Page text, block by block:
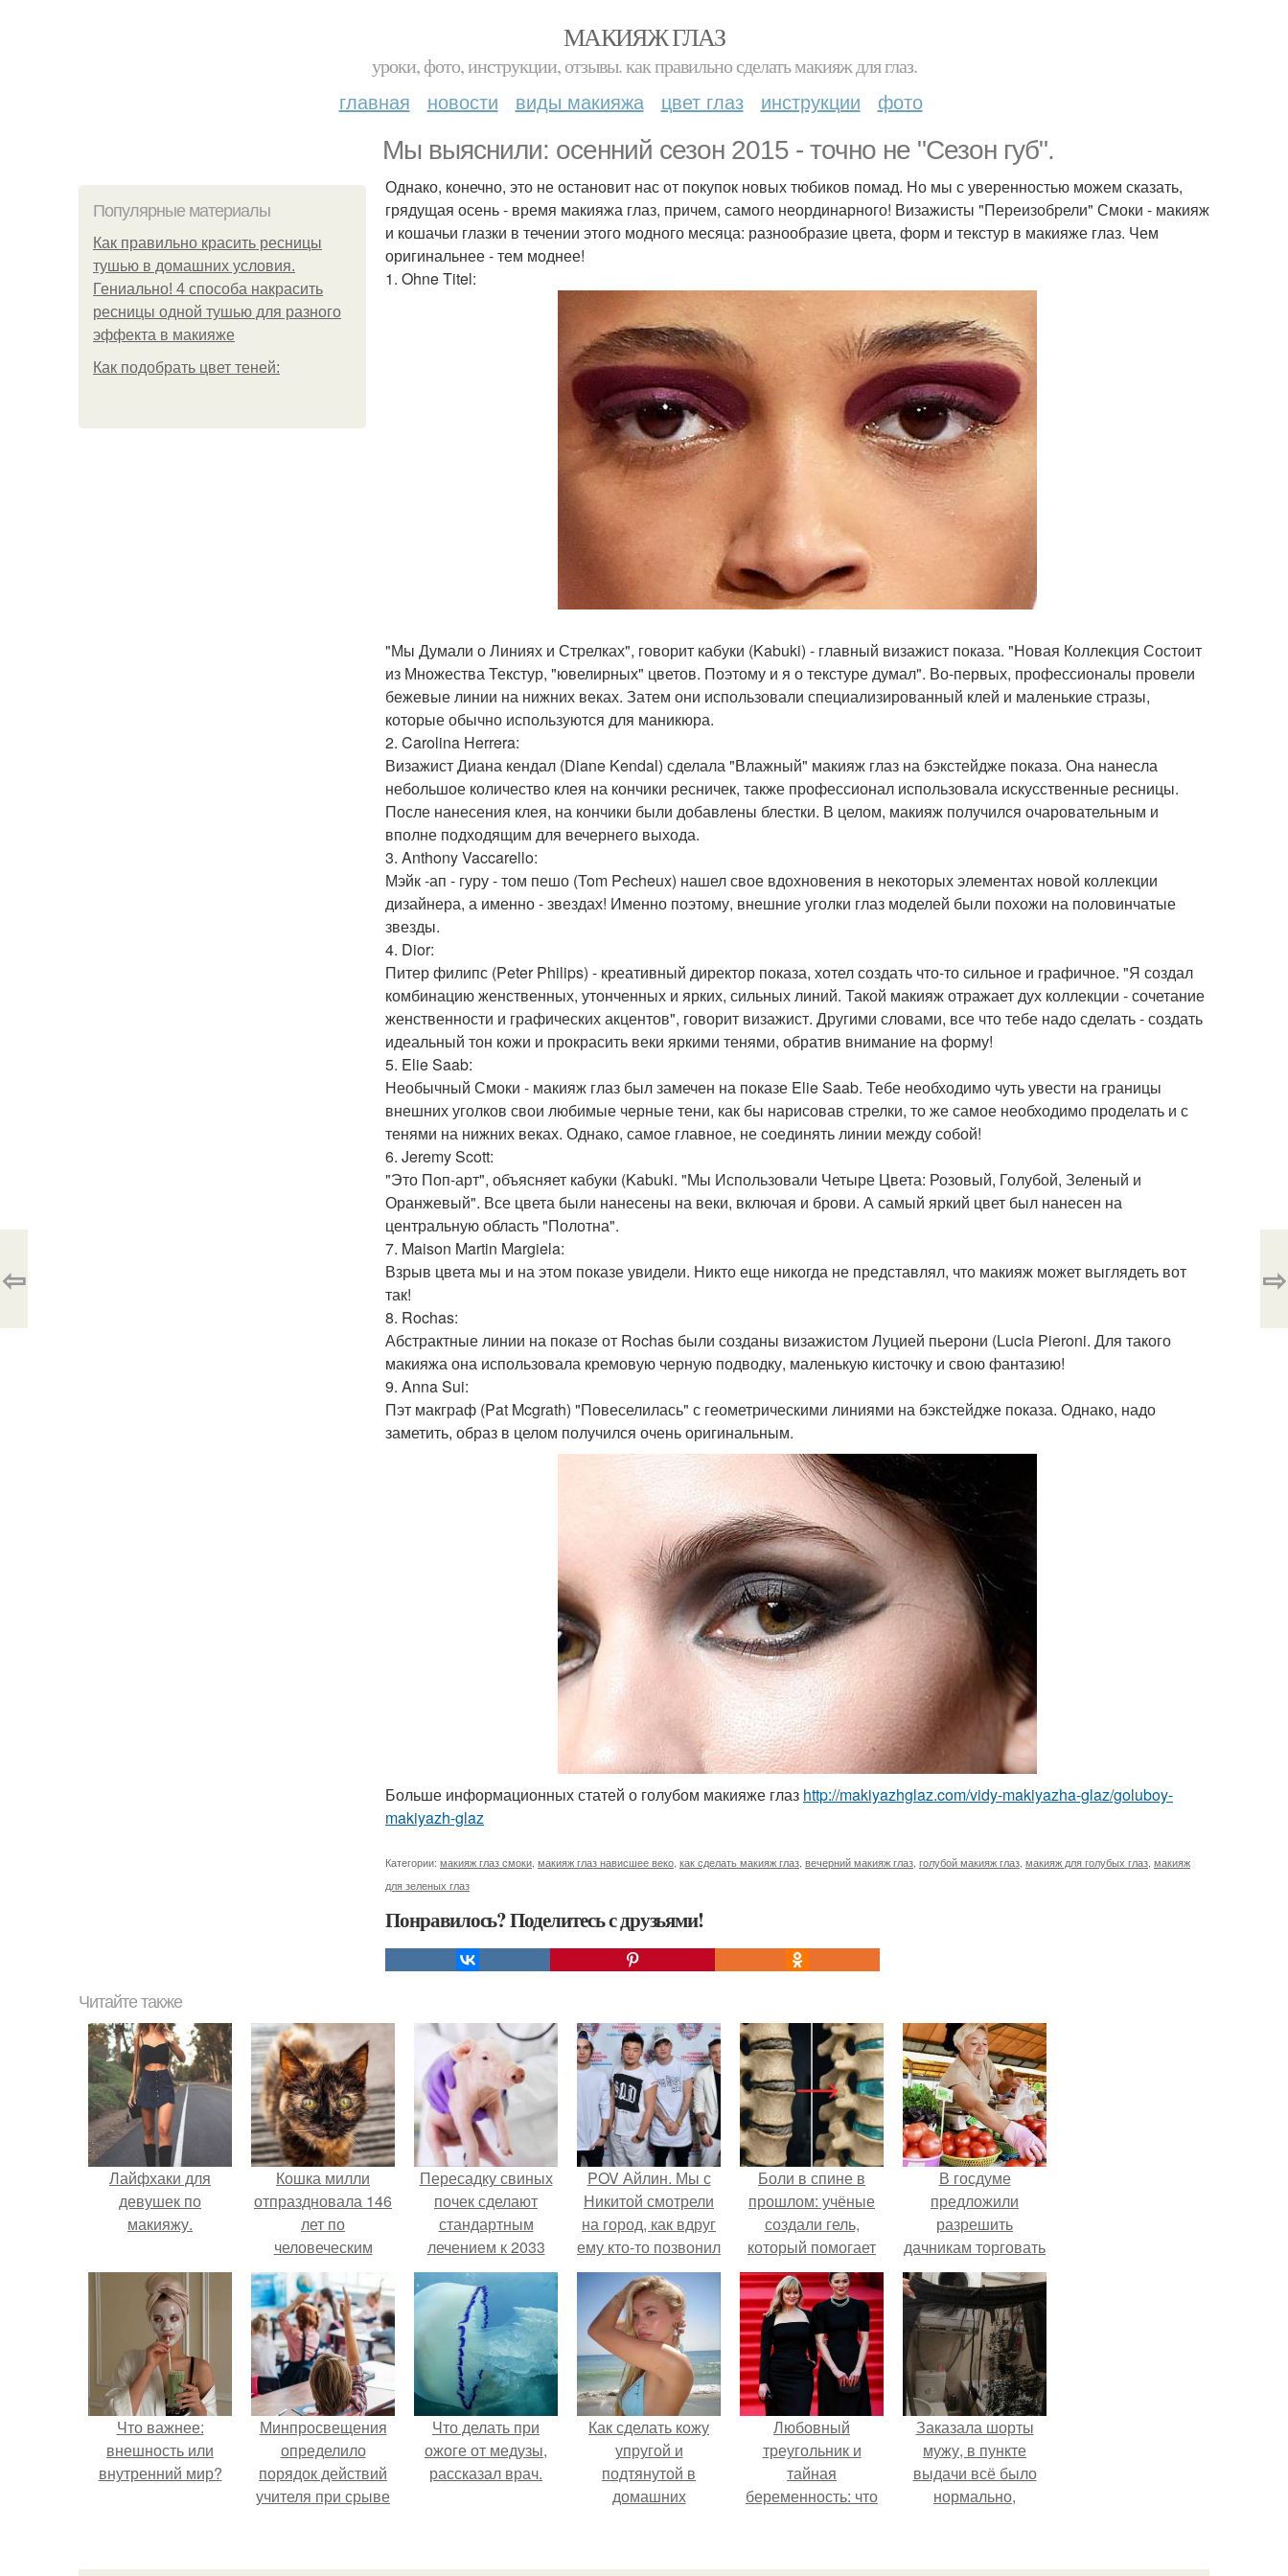
МАКИЯЖ ГЛАЗ
уроки, фото, инструкции, отзывы. как правильно сделать макияж для глаз.
главная новости виды макияжа цвет глаз инструкции фото
Мы выяснили: осенний сезон 2015 - точно не "Сезон губ".
Популярные материалы
Как правильно красить ресницы
тушью в домашних условия.
Гениально! 4 способа накрасить
ресницы одной тушью для разного
эффекта в макияже
Как подобрать цвет теней:
Однако, конечно, это не остановит нас от покупок новых тюбиков помад. Но мы с уверенностью можем сказать,
грядущая осень - время макияжа глаз, причем, самого неординарного! Визажисты "Переизобрели" Смоки - макияж
и кошачьи глазки в течении этого модного месяца: разнообразие цвета, форм и текстур в макияже глаз. Чем
оригинальнее - тем моднее!
1. Ohne Titel:
"Мы Думали о Линиях и Стрелках", говорит кабуки (Kabuki) - главный визажист показа. "Новая Коллекция Состоит
из Множества Текстур, "ювелирных" цветов. Поэтому и я о текстуре думал". Во-первых, профессионалы провели
бежевые линии на нижних веках. Затем они использовали специализированный клей и маленькие стразы,
которые обычно используются для маникюра.
2. Carolina Herrera:
Визажист Диана кендал (Diane Kendal) сделала "Влажный" макияж глаз на бэкстейдже показа. Она нанесла
небольшое количество клея на кончики ресничек, также профессионал использовала искусственные ресницы.
После нанесения клея, на кончики были добавлены блестки. В целом, макияж получился очаровательным и
вполне подходящим для вечернего выхода.
3. Anthony Vaccarello:
Мэйк -ап - гуру - том пешо (Tom Pecheux) нашел свое вдохновения в некоторых элементах новой коллекции
дизайнера, а именно - звездах! Именно поэтому, внешние уголки глаз моделей были похожи на половинчатые
звезды.
4. Dior:
Питер филипс (Peter Philips) - креативный директор показа, хотел создать что-то сильное и графичное. "Я создал
комбинацию женственных, утонченных и ярких, сильных линий. Такой макияж отражает дух коллекции - сочетание
женственности и графических акцентов", говорит визажист. Другими словами, все что тебе надо сделать - создать
идеальный тон кожи и прокрасить веки яркими тенями, обратив внимание на форму!
5. Elie Saab:
Необычный Смоки - макияж глаз был замечен на показе Elie Saab. Тебе необходимо чуть увести на границы
внешних уголков свои любимые черные тени, как бы нарисовав стрелки, то же самое необходимо проделать и с
тенями на нижних веках. Однако, самое главное, не соединять линии между собой!
6. Jeremy Scott:
"Это Поп-арт", объясняет кабуки (Kabuki. "Мы Использовали Четыре Цвета: Розовый, Голубой, Зеленый и
Оранжевый". Все цвета были нанесены на веки, включая и брови. А самый яркий цвет был нанесен на
центральную область "Полотна".
7. Maison Martin Margiela:
Взрыв цвета мы и на этом показе увидели. Никто еще никогда не представлял, что макияж может выглядеть вот
так!
8. Rochas:
Абстрактные линии на показе от Rochas были созданы визажистом Луцией пьерони (Lucia Pieroni. Для такого
макияжа она использовала кремовую черную подводку, маленькую кисточку и свою фантазию!
9. Anna Sui:
Пэт макграф (Pat Mcgrath) "Повеселилась" с геометрическими линиями на бэкстейдже показа. Однако, надо
заметить, образ в целом получился очень оригинальным.
Больше информационных статей о голубом макияже глаз http://makiyazhglaz.com/vidy-makiyazha-glaz/goluboy-
makiyazh-glaz
Категории: макияж глаз смоки макияж глаз нависшее веко как сделать макияж глаз вечерний макияж глаз голубой макияж глаз макияж для голубых глаз макияж
для зеленых глаз
Понравилось? Поделитесь с друзьями!
⇦ ⇨
Читайте также
Лайфхаки для
девушек по
макияжу.
Кошка милли
отпраздновала 146
лет по
человеческим
Меркам и
претендует на
звание самой
старой в мире.
Пересадку свиных
почек сделают
стандартным
лечением к 2033
году в Японии.
POV Айлин. Мы с
Никитой смотрели
на город, как вдруг
ему кто-то позвонил
и у него сразу
упало настроение.
Боли в спине в
прошлом: учёные
создали гель,
который помогает
восстанавливать
межпозвоночные
диски.
В госдуме
предложили
разрешить
дачникам торговать
своей
сельхозпродукцией
в людных местах.
Что важнее:
внешность или
внутренний мир?
Минпросвещения
определило
порядок действий
учителя при срыве
Что делать при
ожоге от медузы,
рассказал врач.
Как сделать кожу
упругой и
подтянутой в
домашних
Любовный
треугольник и
тайная
беременность: что
Михалкова?
Заказала шорты
мужу, в пункте
выдачи всё было
нормально,
предвещало беды.